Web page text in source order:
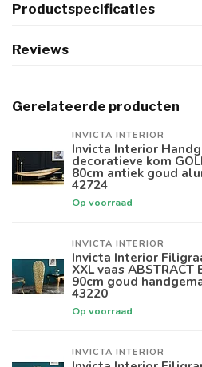
Productspecificaties
Reviews
Gerelateerde producten
INVICTA INTERIOR
Invicta Interior
decoratieve kom
80cm antiek goud
42724
Op voorraad
INVICTA INTERIOR
Invicta Interior
XXL vaas ABSTRACT
90cm goud
43220
Op voorraad
INVICTA INTERIOR